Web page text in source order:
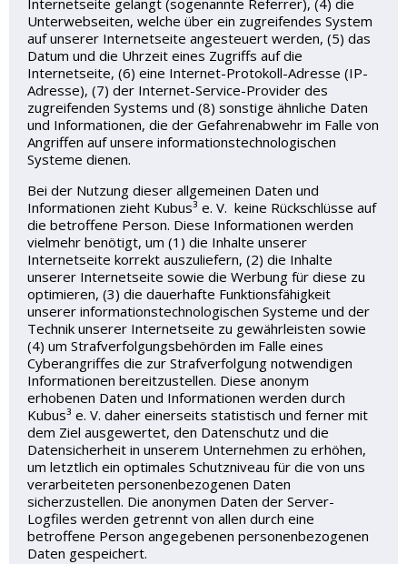
Internetseite gelangt (sogenannte Referrer), (4) die
Unterwebseiten, welche über ein zugreifendes System
auf unserer Internetseite angesteuert werden, (5) das
Datum und die Uhrzeit eines Zugriffs auf die
Internetseite, (6) eine Internet-Protokoll-Adresse (IP-
Adresse), (7) der Internet-Service-Provider des
zugreifenden Systems und (8) sonstige ähnliche Daten
und Informationen, die der Gefahrenabwehr im Falle von
Angriffen auf unsere informationstechnologischen
Systeme dienen.
Bei der Nutzung dieser allgemeinen Daten und
Informationen zieht Kubus³ e. V. keine Rückschlüsse auf
die betroffene Person. Diese Informationen werden
vielmehr benötigt, um (1) die Inhalte unserer
Internetseite korrekt auszuliefern, (2) die Inhalte
unserer Internetseite sowie die Werbung für diese zu
optimieren, (3) die dauerhafte Funktionsfähigkeit
unserer informationstechnologischen Systeme und der
Technik unserer Internetseite zu gewährleisten sowie
(4) um Strafverfolgungsbehörden im Falle eines
Cyberangriffes die zur Strafverfolgung notwendigen
Informationen bereitzustellen. Diese anonym
erhobenen Daten und Informationen werden durch
Kubus³ e. V. daher einerseits statistisch und ferner mit
dem Ziel ausgewertet, den Datenschutz und die
Datensicherheit in unserem Unternehmen zu erhöhen,
um letztlich ein optimales Schutzniveau für die von uns
verarbeiteten personenbezogenen Daten
sicherzustellen. Die anonymen Daten der Server-
Logfiles werden getrennt von allen durch eine
betroffene Person angegebenen personenbezogenen
Daten gespeichert.